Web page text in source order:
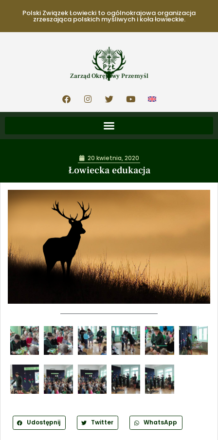
Polski Związek Łowiecki to ogólnokrajowa organizacja
zrzeszająca polskich myśliwych i koła łowieckie.
Zarząd Okręgowy Przemyśl
Łowiecka edukacja
20 kwietnia, 2020
Udostępnij Twitter WhatsApp